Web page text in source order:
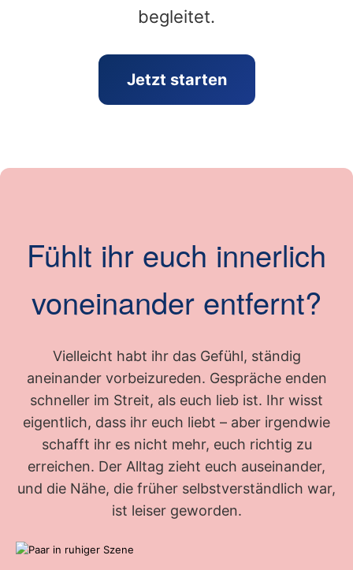
begleitet.
Jetzt starten
Fühlt ihr euch innerlich
voneinander entfernt?
Vielleicht habt ihr das Gefühl, ständig
aneinander vorbeizureden. Gespräche enden
schneller im Streit, als euch lieb ist. Ihr wisst
eigentlich, dass ihr euch liebt – aber irgendwie
schafft ihr es nicht mehr, euch richtig zu
erreichen. Der Alltag zieht euch auseinander,
und die Nähe, die früher selbstverständlich war,
ist leiser geworden.